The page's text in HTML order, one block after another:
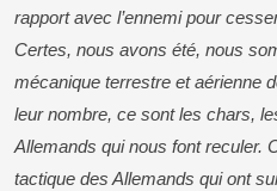
rapport avec l’ennemi pour
Certes, nous avons été, nous
mécanique terrestre et aérienne
leur nombre, ce sont les chars,
Allemands qui nous font reculer.
tactique des Allemands qui ont